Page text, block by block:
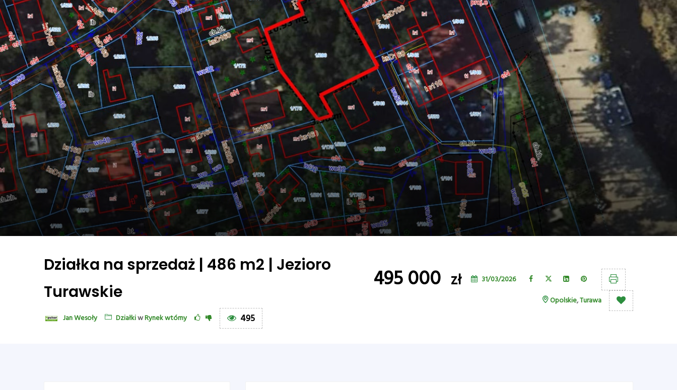
Działka na sprzedaż | 486 m2 | Jezioro
Turawskie
Jan Wesoły DziałkiwRynek wtórny 495
495 000 zł
31/03/2026
Opolskie,Turawa